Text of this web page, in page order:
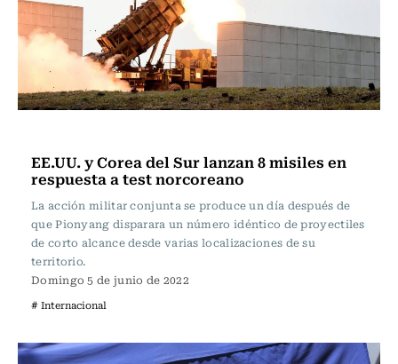
EE.UU. y Corea del Sur lanzan 8 misiles en
respuesta a test norcoreano
La acción militar conjunta se produce un día después de
que Pionyang disparara un número idéntico de proyectiles
de corto alcance desde varias localizaciones de su
territorio.
Domingo 5 de junio de 2022
# Internacional